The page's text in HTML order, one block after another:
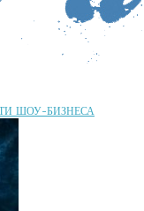
ШОУ-БИЗНЕСА